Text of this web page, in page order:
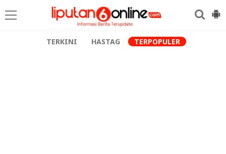
TERKINI HASTAG TERPOPULER